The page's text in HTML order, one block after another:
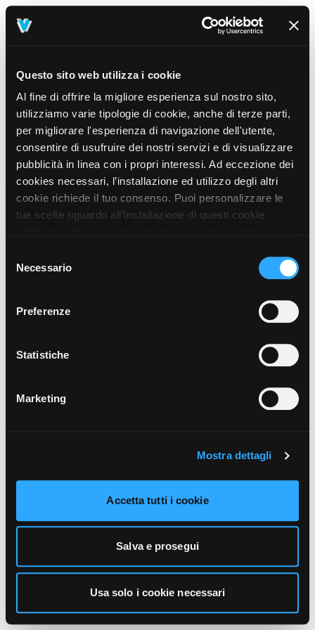
Questo sito web utilizza i cookie
Al fine di offrire la migliore esperienza sul nostro sito,
utilizziamo varie tipologie di cookie, anche di terze parti,
per migliorare l'esperienza di navigazione dell'utente,
consentire di usufruire dei nostri servizi e di visualizzare
pubblicità in linea con i propri interessi. Ad eccezione dei
cookies necessari, l’installazione ed utilizzo degli altri
cookie richiede il tuo consenso. Puoi personalizzare le
tue scelte riguardo all’installazione di questi cookie
prosegui” o decidere di accettare tutti i cookie, cliccando
sul pulsante “Accetta tutti i cookie”. Cliccando sul tasto
unicamente i cookie necessari alla navigazione. Per
funzionamento, puoi prendere visione dell’informativa
cliccando qui.
delNecessario
Preferenze
Statistiche
Marketing
Mostra dettagli
Accetta tutti i cookie
Salva e prosegui
Usa solo i cookie necessari
404